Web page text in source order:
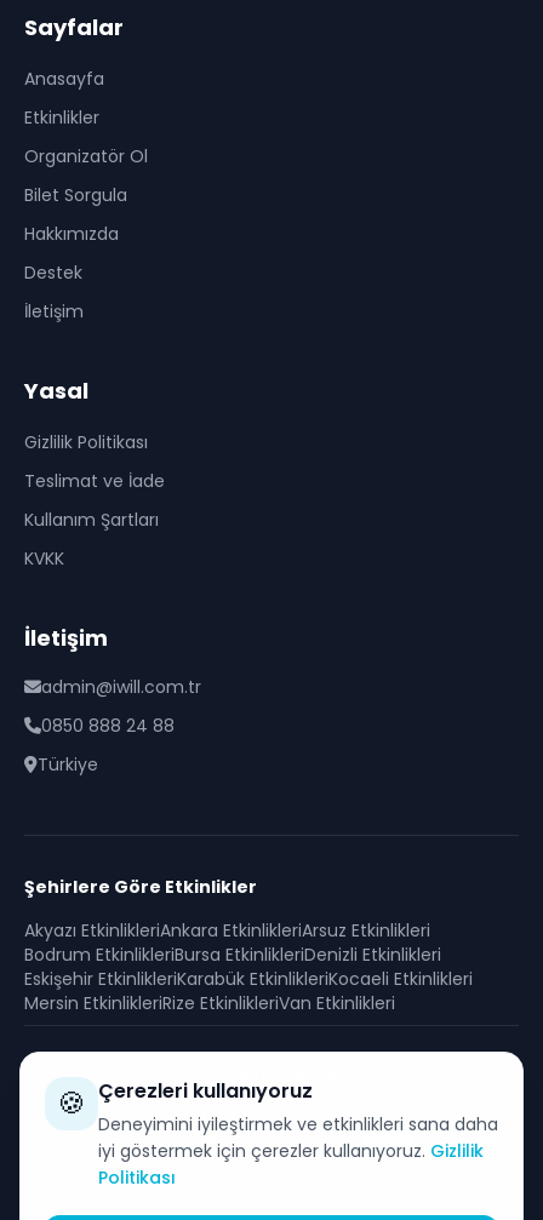
Sayfalar
Anasayfa
Etkinlikler
Organizatör Ol
Bilet Sorgula
Hakkımızda
Destek
İletişim
Yasal
Gizlilik Politikası
Teslimat ve İade
Kullanım Şartları
KVKK
İletişim
admin@iwill.com.tr
0850 888 24 88
Türkiye
Şehirlere Göre Etkinlikler
Akyazı EtkinlikleriAnkara EtkinlikleriArsuz Etkinlikleri
Bodrum EtkinlikleriBursa EtkinlikleriDenizli Etkinlikleri
Eskişehir EtkinlikleriKarabük EtkinlikleriKocaeli Etkinlikleri
Mersin EtkinlikleriRize EtkinlikleriVan Etkinlikleri
Güvenli Ödeme
SSL sertifikası ile korunan güvenli alışveriş
🍪 Çerezleri kullanıyoruz
Deneyimini iyileştirmek ve etkinlikleri sana daha
iyi göstermek için çerezler kullanıyoruz. Gizlilik
Politikası